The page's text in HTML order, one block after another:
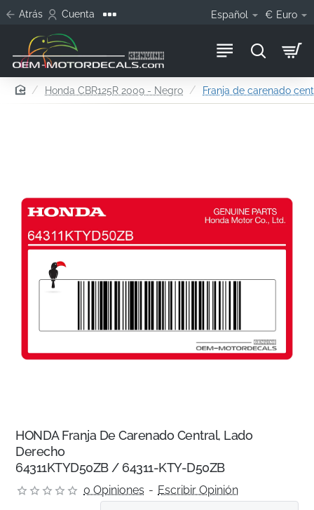
Atrás Cuenta Español € Euro
homeHonda CBR125R 2009 - Negro Franja de carenado
HONDA Franja De Carenado Central, Lado
Derecho
64311KTYD50ZB / 64311-KTY-D50ZB
0 Opiniones - Escribir Opinión